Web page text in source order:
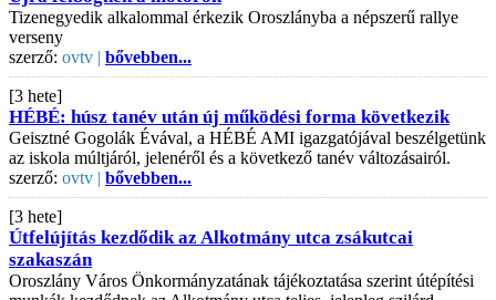
Tizenegyedik alkalommal érkezik Oroszlányba a népszerű rallye
verseny
szerző: ovtv | bővebben...
[3 hete]
HÉBÉ: húsz tanév után új működési forma következik
Geisztné Gogolák Évával, a HÉBÉ AMI igazgatójával beszélgetünk
az iskola múltjáról, jelenéről és a következő tanév változásairól.
szerző: ovtv | bővebben...
[3 hete]
Útfelújítás kezdődik az Alkotmány utca zsákutcai
szakaszán
Oroszlány Város Önkormányzatának tájékoztatása szerint útépítési